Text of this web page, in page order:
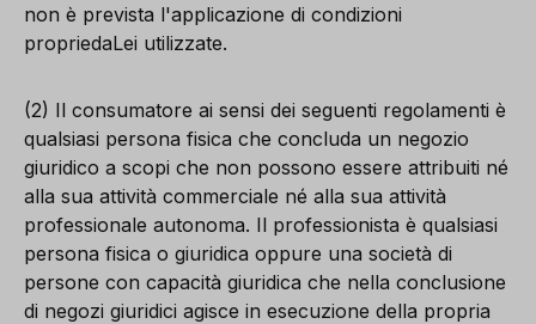
non è prevista l'applicazione di condizioni
propriedaLei utilizzate.
(2) Il consumatore ai sensi dei seguenti regolamenti è
qualsiasi persona fisica che concluda un negozio
giuridico a scopi che non possono essere attribuiti né
alla sua attività commerciale né alla sua attività
professionale autonoma. Il professionista è qualsiasi
persona fisica o giuridica oppure una società di
persone con capacità giuridica che nella conclusione
di negozi giuridici agisce in esecuzione della propria